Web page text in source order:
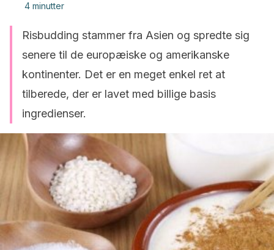
4 minutter
Risbudding stammer fra Asien og spredte sig
senere til de europæiske og amerikanske
kontinenter. Det er en meget enkel ret at
tilberede, der er lavet med billige basis
ingredienser.